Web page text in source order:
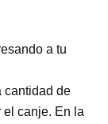
a tu
cantidad de
el canje. En la